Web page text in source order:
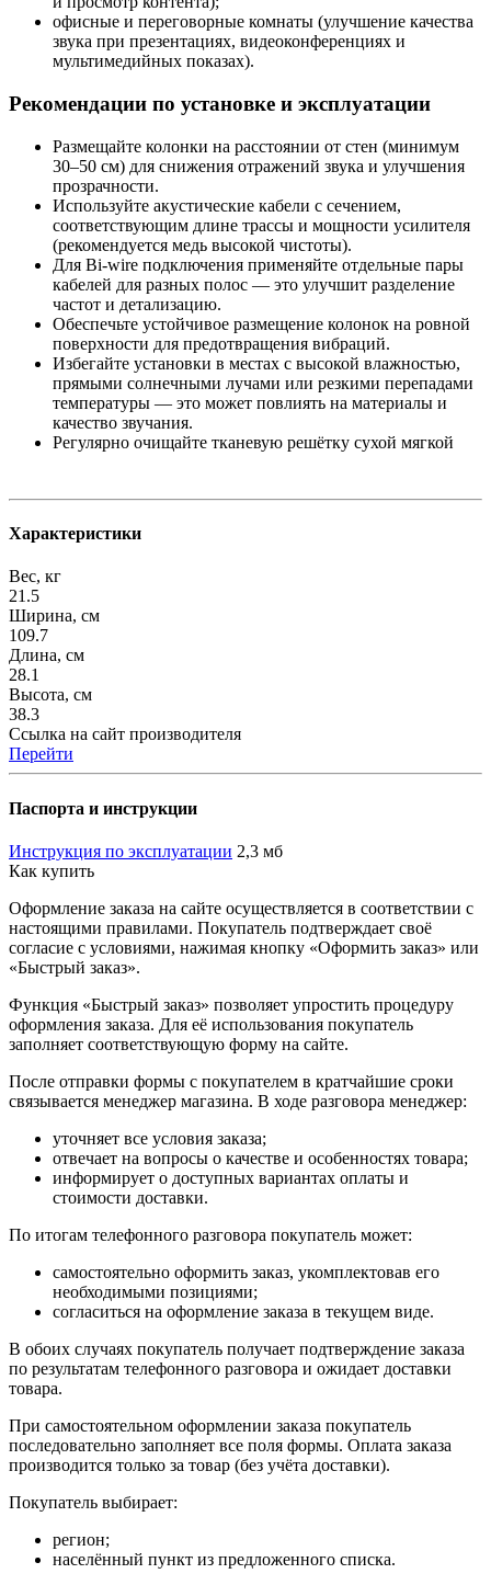
офисные и переговорные комнаты (улучшение качества
звука при презентациях, видеоконференциях и
мультимедийных показах).
Рекомендации по установке и эксплуатации
Размещайте колонки на расстоянии от стен (минимум
30–50 см) для снижения отражений звука и улучшения
прозрачности.
Используйте акустические кабели с сечением,
соответствующим длине трассы и мощности усилителя
(рекомендуется медь высокой чистоты).
Для Bi‑wire подключения применяйте отдельные пары
кабелей для разных полос — это улучшит разделение
частот и детализацию.
Обеспечьте устойчивое размещение колонок на ровной
поверхности для предотвращения вибраций.
Избегайте установки в местах с высокой влажностью,
прямыми солнечными лучами или резкими перепадами
температуры — это может повлиять на материалы и
качество звучания.
Регулярно очищайте тканевую решётку сухой мягкой
Характеристики
Вес, кг
21.5
Ширина, см
109.7
Длина, см
28.1
Высота, см
38.3
Ссылка на сайт производителя
Перейти
Паспорта и инструкции
Инструкция по эксплуатации 2,3 мб
Как купить
Оформление заказа на сайте осуществляется в соответствии с
настоящими правилами. Покупатель подтверждает своё
согласие с условиями, нажимая кнопку «Оформить заказ» или
«Быстрый заказ».
Функция «Быстрый заказ» позволяет упростить процедуру
оформления заказа. Для её использования покупатель
заполняет соответствующую форму на сайте.
После отправки формы с покупателем в кратчайшие сроки
связывается менеджер магазина. В ходе разговора менеджер:
уточняет все условия заказа;
отвечает на вопросы о качестве и особенностях товара;
информирует о доступных вариантах оплаты и
стоимости доставки.
По итогам телефонного разговора покупатель может:
самостоятельно оформить заказ, укомплектовав его
необходимыми позициями;
согласиться на оформление заказа в текущем виде.
В обоих случаях покупатель получает подтверждение заказа
по результатам телефонного разговора и ожидает доставки
товара.
При самостоятельном оформлении заказа покупатель
последовательно заполняет все поля формы. Оплата заказа
производится только за товар (без учёта доставки).
Покупатель выбирает:
регион;
населённый пункт из предложенного списка.